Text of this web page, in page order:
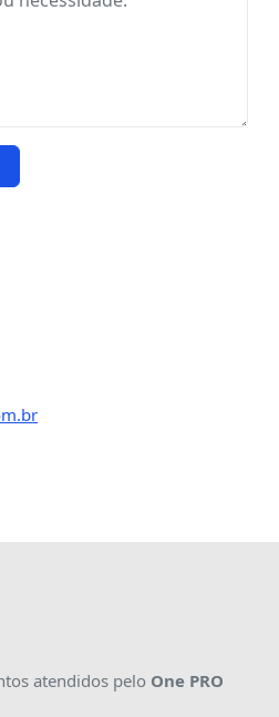
atendidos pelo One PRO